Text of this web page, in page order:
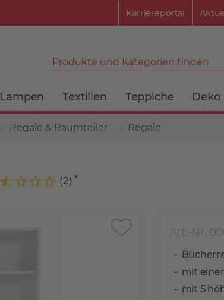
Karriereportal
Produkte und Kategorien finden
Lampen Textilien Teppiche Deko
Regale & Raumteiler Regale
(2)
Art.-Nr.
mit einer
mit 5